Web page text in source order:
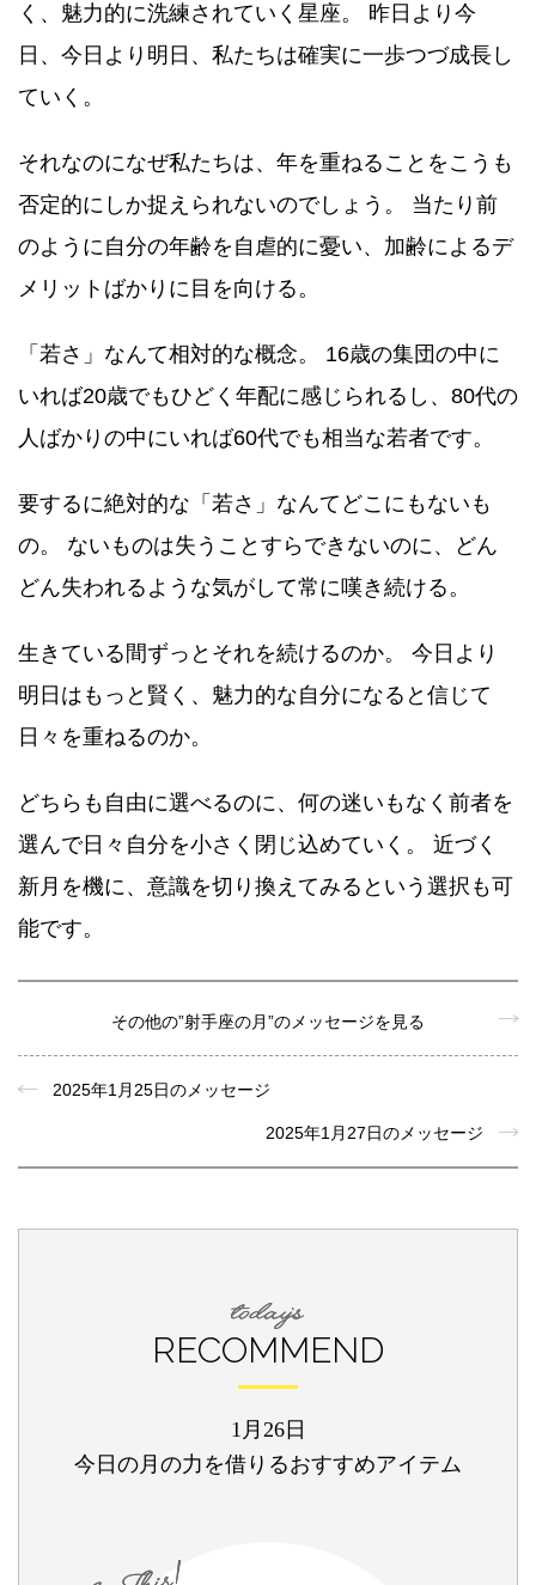
く、魅力的に洗練されていく星座。 昨日より今
日、今日より明日、私たちは確実に一歩つづ成長し
ていく。
それなのになぜ私たちは、年を重ねることをこうも
否定的にしか捉えられないのでしょう。 当たり前
のように自分の年齢を自虐的に憂い、加齢によるデ
メリットばかりに目を向ける。
「若さ」なんて相対的な概念。 16歳の集団の中に
いれば20歳でもひどく年配に感じられるし、80代の
人ばかりの中にいれば60代でも相当な若者です。
要するに絶対的な「若さ」なんてどこにもないも
の。 ないものは失うことすらできないのに、どん
どん失われるような気がして常に嘆き続ける。
生きている間ずっとそれを続けるのか。 今日より
明日はもっと賢く、魅力的な自分になると信じて
日々を重ねるのか。
どちらも自由に選べるのに、何の迷いもなく前者を
選んで日々自分を小さく閉じ込めていく。 近づく
新月を機に、意識を切り換えてみるという選択も可
能です。
その他の”射手座の月”のメッセージを見る
2025年1月25日のメッセージ
2025年1月27日のメッセージ
RECOMMEND
1月26日
今日の月の力を借りるおすすめアイテム